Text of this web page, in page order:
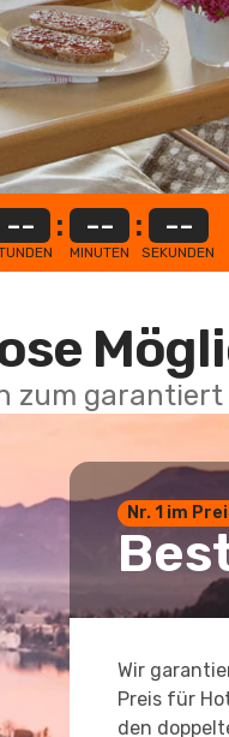
-- : --
MINUTEN
: --
SEKUNDEN
zum
Nr. 1 im
Wir
Preis für
den